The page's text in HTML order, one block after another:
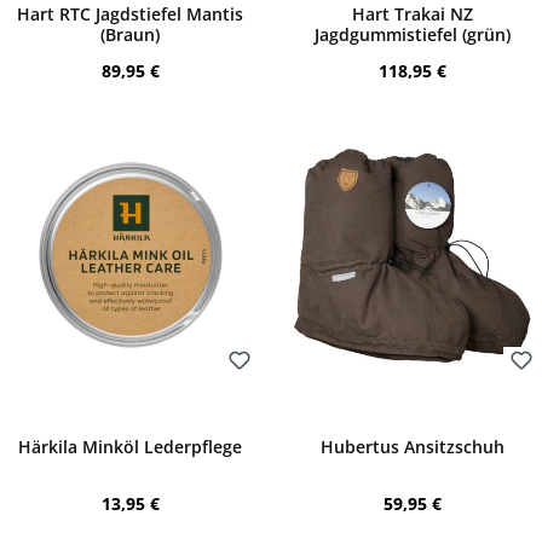
Hart RTC Jagdstiefel Mantis
(Braun)
Regulärer Preis:
89,95 €
Hart Trakai NZ
Jagdgummistiefel (grün)
Regulärer Preis:
118,95 €
Härkila Minköl Lederpflege
Regulärer Preis:
13,95 €
Hubertus Ansitzschuh
Regulärer Preis:
59,95 €